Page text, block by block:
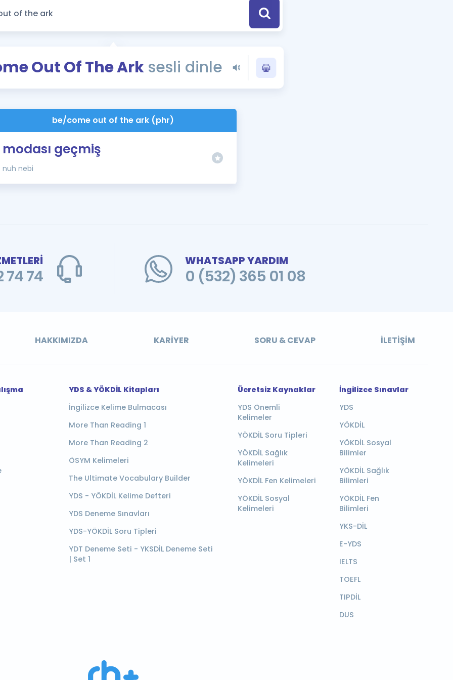
Eğitim ve Kitaplara Özel Fırsatlar
YDS - YÖKDİL Tüm Sınavlarla İlgili Haberler
İngilizce Gramer ve Konu Anlatımı
Out Of The Ark sesli dinle
be/come out of the ark (phr)
modası geçmiş
nuh nebi
74
WHATSAPP YARDIM
0 (532) 365 01 08
HAKKIMIZDA KARIYER SORU & CEVAP İLETIŞIM
YDS & YÖKDİL Kitapları
İngilizce Kelime Bulmacası
More Than Reading 1
More Than Reading 2
ÖSYM Kelimeleri
The Ultimate Vocabulary Builder
YDS - YÖKDİL Kelime Defteri
YDS Deneme Sınavları
YDS-YÖKDİL Soru Tipleri
YDT Deneme Seti - YKSDİL Deneme Seti
| Set 1
Ücretsiz Kaynaklar
YDS Önemli
Kelimeler
YÖKDİL Soru Tipleri
YÖKDİL Sağlık
Kelimeleri
YÖKDİL Fen Kelimeleri
YÖKDİL Sosyal
Kelimeleri
İngilizce Sınavlar
YDS
YÖKDİL
YÖKDİL Sosyal
Bilimler
YÖKDİL Sağlık
Bilimleri
YÖKDİL Fen
Bilimleri
YKS-DİL
E-YDS
IELTS
TOEFL
TIPDİL
DUS